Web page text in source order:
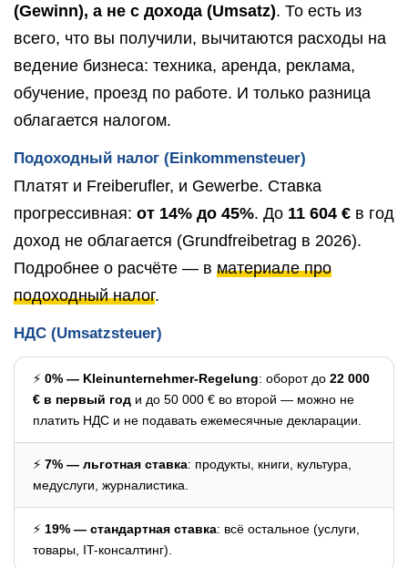
(Gewinn), а не с дохода (Umsatz). То есть из
всего, что вы получили, вычитаются расходы на
ведение бизнеса: техника, аренда, реклама,
обучение, проезд по работе. И только разница
облагается налогом.
Подоходный налог (Einkommensteuer)
Платят и Freiberufler, и Gewerbe. Ставка
прогрессивная: от 14% до 45%. До 11 604 € в год
доход не облагается (Grundfreibetrag в 2026).
Подробнее о расчёте — в материале про
подоходный налог.
НДС (Umsatzsteuer)
⚡ 0% — Kleinunternehmer-Regelung: оборот до 22 000
€ в первый год и до 50 000 € во второй — можно не
платить НДС и не подавать ежемесячные декларации.
⚡ 7% — льготная ставка: продукты, книги, культура,
медуслуги, журналистика.
⚡ 19% — стандартная ставка: всё остальное (услуги,
товары, IT-консалтинг).